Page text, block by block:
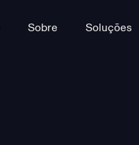
Sobre Soluções